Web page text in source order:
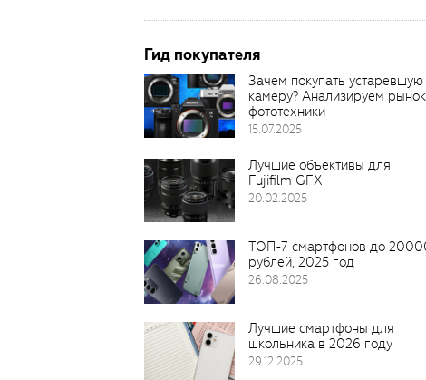
Гид покупателя
Зачем покупать устаревшую
камеру? Анализируем рынок
фототехники
15.07.2025
Лучшие объективы для
Fujifilm GFX
20.02.2025
ТОП-7 смартфонов до
рублей, 2025 год
26.08.2025
Лучшие смартфоны для
школьника в 2026 году
29.12.2025